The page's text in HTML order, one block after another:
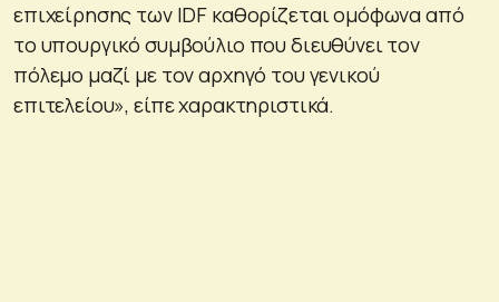
επιχείρησης των IDF καθορίζεται ομόφωνα από
το υπουργικό συμβούλιο που διευθύνει τον
πόλεμο μαζί με τον αρχηγό του γενικού
επιτελείου», είπε χαρακτηριστικά.